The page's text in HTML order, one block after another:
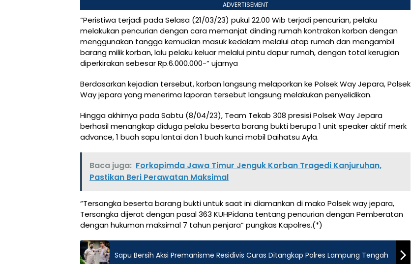
ADVERTISEMENT
“Peristiwa terjadi pada Selasa (21/03/23) pukul 22.00 Wib terjadi pencurian, pelaku
melakukan pencurian dengan cara memanjat dinding rumah kontrakan korban dengan
menggunakan tangga kemudian masuk kedalam melalui atap rumah dan mengambil
barang milik korban, lalu pelaku keluar melalui pintu dapur rumah, dengan total kerugian
diperkirakan sebesar Rp.6.000.000-” ujarnya
Berdasarkan kejadian tersebut, korban langsung melaporkan ke Polsek Way Jepara, Polsek
Way jepara yang menerima laporan tersebut langsung melakukan penyelidikan.
Hingga akhirnya pada Sabtu (8/04/23), Team Tekab 308 presisi Polsek Way Jepara
berhasil menangkap diduga pelaku beserta barang bukti berupa 1 unit speaker aktif merk
advance, 1 buah sapu lantai dan 1 buah kunci mobil Daihatsu Ayla.
Baca juga: Forkopimda Jawa Timur Jenguk Korban Tragedi Kanjuruhan,
Pastikan Beri Perawatan Maksimal
“Tersangka beserta barang bukti untuk saat ini diamankan di mako Polsek way jepara,
Tersangka dijerat dengan pasal 363 KUHPidana tentang pencurian dengan Pemberatan
dengan hukuman maksimal 7 tahun penjara” pungkas Kapolres.(*)
Sapu Bersih Aksi Premanisme Residivis Curas Ditangkap Polres Lampung Tengah